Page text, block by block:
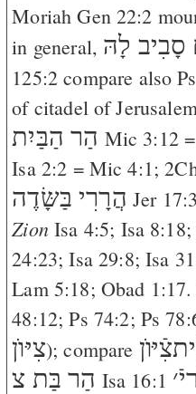
MoriahGen 22:2
in general, סָבִיב לָהּ
125:2 compare also
of citadel of
הַר הַבַּיִת Mic 3:12
Isa 2:2 = Mic 4:1;
הֲרָרִי בַּשָּׂדֶה Jer 17:3
Zion Isa 4:5; Isa 8:18
24:23;Isa 29:8; Isa
Lam 5:18; Obad 1:17.
48:12;Ps 74:2; Ps
צִיּוֺן); compare
הַר בַּת צ Isa 16:1 ׳